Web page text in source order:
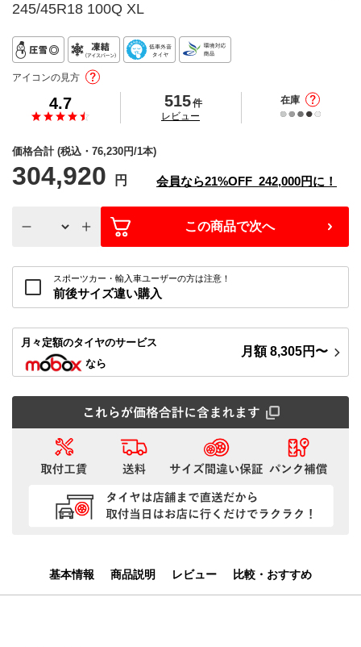
245/45R18 100Q XL
4.7 515件
の
レビュー
在庫
アイコンの見方
価格合計 (税込・ 76,230円/1本)
304,920 円 会員なら21%OFF 242,000円に！
この商品で次へ
スポーツカー・輸入車ユーザーの方は注意！
前後サイズ違い購入
月々定額のタイヤのサービス
なら
月額8,305円〜
基本情報 商品説明 レビュー 比較・おすすめ